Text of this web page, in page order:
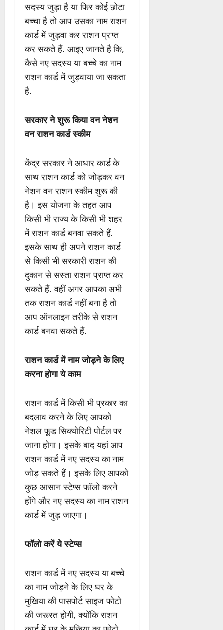
सदस्य जुड़ा है या फिर कोई छोटा
बच्चा है तो आप उसका नाम राशन
कार्ड में जुड़वा कर राशन प्राप्त
कर सकते हैं. आइए जानते है कि,
कैसे नए सदस्य या बच्चे का नाम
राशन कार्ड में जुड़वाया जा सकता
है.
सरकार ने शुरू किया वन नेशन
वन राशन कार्ड स्कीम
केंद्र सरकार ने आधार कार्ड के
साथ राशन कार्ड को जोड़कर वन
नेशन वन राशन स्कीम शुरू की
है। इस योजना के तहत आप
किसी भी राज्य के किसी भी शहर
में राशन कार्ड बनवा सकते हैं.
इसके साथ ही अपने राशन कार्ड
से किसी भी सरकारी राशन की
दुकान से सस्ता राशन प्राप्त कर
सकते हैं. वहीं अगर आपका अभी
तक राशन कार्ड नहीं बना है तो
आप ऑनलाइन तरीके से राशन
कार्ड बनवा सकते हैं.
राशन कार्ड में नाम जोड़ने के लिए
करना होगा ये काम
राशन कार्ड में किसी भी प्रकार का
बदलाव करने के लिए आपको
नेशल फूड सिक्योरिटी पोर्टल पर
जाना होगा। इसके बाद यहां आप
राशन कार्ड में नए सदस्य का नाम
जोड़ सकते हैं। इसके लिए आपको
कुछ आसान स्टेप्स फॉलो करने
होंगे और नए सदस्य का नाम राशन
कार्ड में जुड़ जाएगा।
फॉलो करें ये स्टेप्स
राशन कार्ड में नए सदस्य या बच्चे
का नाम जोड़ने के लिए घर के
मुखिया की पासपोर्ट साइज फोटो
की जरूरत होगी, क्योंकि राशन